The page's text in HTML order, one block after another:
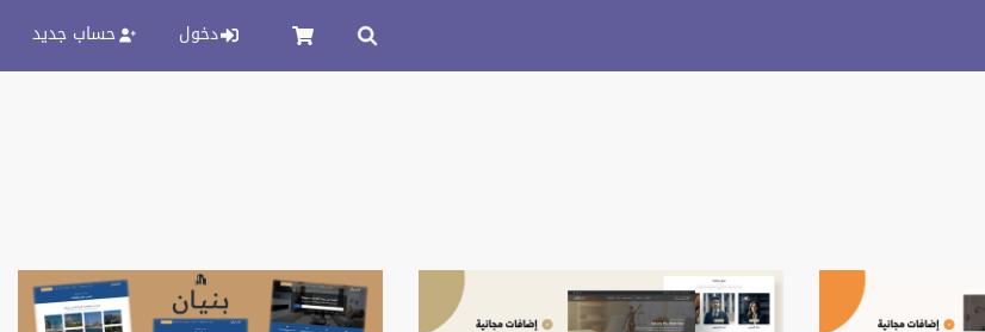
دخول حساب جديد